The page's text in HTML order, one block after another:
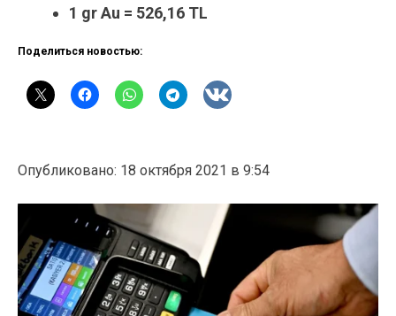
1 gr Au = 526,16 TL
Поделиться новостью:
Опубликовано: 18 октября 2021 в 9:54